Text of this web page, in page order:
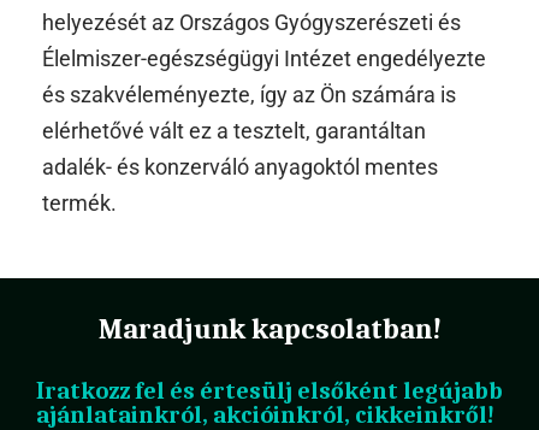
helyezését az Országos Gyógyszerészeti és
Élelmiszer-egészségügyi Intézet engedélyezte
és szakvéleményezte, így az Ön számára is
elérhetővé vált ez a tesztelt, garantáltan
adalék- és konzerváló anyagoktól mentes
termék.
Maradjunk kapcsolatban!
Iratkozz fel és értesülj elsőként legújabb
ajánlatainkról, akcióinkról, cikkeinkről!